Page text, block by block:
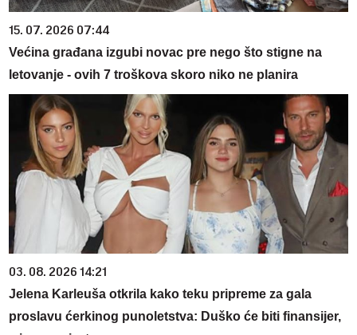
15. 07. 2026 07:44
Većina građana izgubi novac pre nego što stigne na
letovanje - ovih 7 troškova skoro niko ne planira
03. 08. 2026 14:21
Jelena Karleuša otkrila kako teku pripreme za gala
proslavu ćerkinog punoletstva: Duško će biti finansijer,